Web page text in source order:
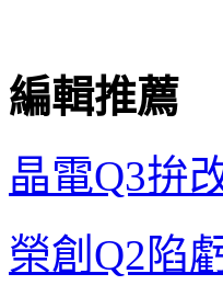
編輯推薦
晶電Q3拚
榮創 Q2陷